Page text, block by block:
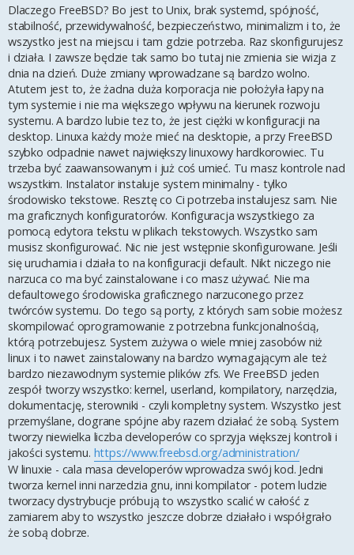
s
Dlaczego FreeBSD? Bo jest to Unix, brak systemd, spójność,
stabilność, przewidywalność, bezpieczeństwo, minimalizm i to, że
wszystko jest na miejscu i tam gdzie potrzeba. Raz skonfigurujesz
i działa. I zawsze będzie tak samo bo tutaj nie zmienia sie wizja z
dnia na dzień. Duże zmiany wprowadzane są bardzo wolno.
Atutem jest to, że żadna duża korporacja nie położyła łapy na
tym systemie i nie ma większego wpływu na kierunek rozwoju
systemu. A bardzo lubie tez to, że jest ciężki w konfiguracji na
desktop. Linuxa każdy może mieć na desktopie, a przy FreeBSD
szybko odpadnie nawet największy linuxowy hardkorowiec. Tu
trzeba być zaawansowanym i już coś umieć. Tu masz kontrole nad
wszystkim. Instalator instaluje system minimalny - tylko
środowisko tekstowe. Resztę co Ci potrzeba instalujesz sam. Nie
ma graficznych konfiguratorów. Konfiguracja wszystkiego za
pomocą edytora tekstu w plikach tekstowych. Wszystko sam
musisz skonfigurować. Nic nie jest wstępnie skonfigurowane. Jeśli
się uruchamia i działa to na konfiguracji default. Nikt niczego nie
narzuca co ma być zainstalowane i co masz używać. Nie ma
defaultowego środowiska graficznego narzuconego przez
twórców systemu. Do tego są porty, z których sam sobie możesz
skompilować oprogramowanie z potrzebna funkcjonalnością,
którą potrzebujesz. System zużywa o wiele mniej zasobów niż
linux i to nawet zainstalowany na bardzo wymagającym ale też
bardzo niezawodnym systemie plików zfs. We FreeBSD jeden
zespół tworzy wszystko: kernel, userland, kompilatory, narzędzia,
dokumentację, sterowniki - czyli kompletny system. Wszystko jest
przemyślane, dograne spójne aby razem działać że sobą. System
tworzy niewielka liczba developerów co sprzyja większej kontroli i
jakości systemu. https://www.freebsd.org/administration/
W linuxie - cala masa developerów wprowadza swój kod. Jedni
tworza kernel inni narzedzia gnu, inni kompilator - potem ludzie
tworzacy dystrybucje próbują to wszystko scalić w całość z
zamiarem aby to wszystko jeszcze dobrze działało i współgrało
że sobą dobrze.